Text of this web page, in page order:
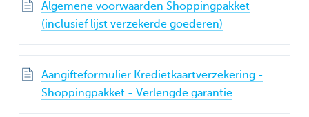
Algemene voorwaarden Shoppingpakket
(inclusief lijst verzekerde goederen)
Aangifteformulier Kredietkaartverzekering -
Shoppingpakket - Verlengde garantie